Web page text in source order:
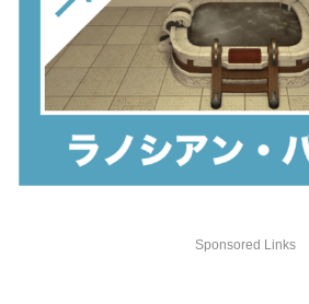
Sponsored Links